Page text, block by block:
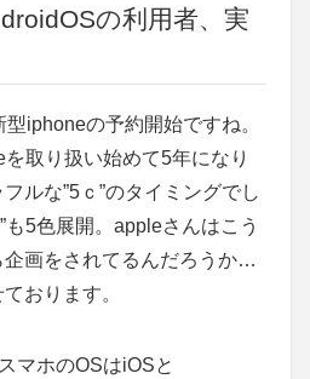
の利用者、実
iphoneの予約開始ですね。
取り扱い始めて5年になり
ルな”5ｃ”のタイミングでし
も5色展開。appleさんはこう
企画をされてるんだろうか…
おります。
マホのOSはiOSと